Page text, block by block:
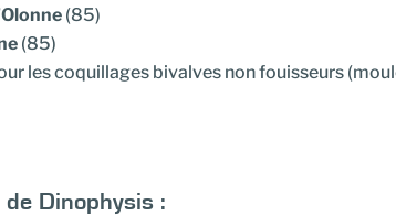
(85)
(85)
les coquillages bivalves non fouisseurs
Dinophysis :